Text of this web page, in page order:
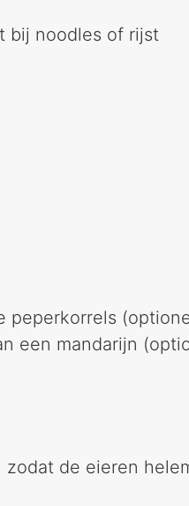
bij noodles of rijst
peperkorrels
een mandarijn
de eieren